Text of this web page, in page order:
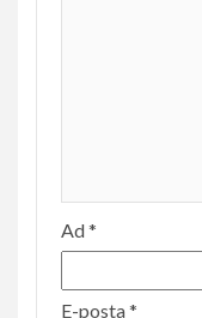
Ad*
E-posta*